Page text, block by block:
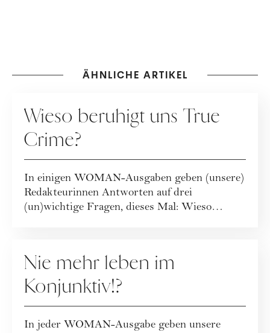
ÄHNLICHE ARTIKEL
Wieso beruhigt uns True
Crime?
In einigen WOMAN-Ausgaben geben (unsere)
Redakteurinnen Antworten auf drei
(un)wichtige Fragen, dieses Mal: Wieso
Nie mehr leben im
Konjunktiv!?
In jeder WOMAN-Ausgabe geben unsere